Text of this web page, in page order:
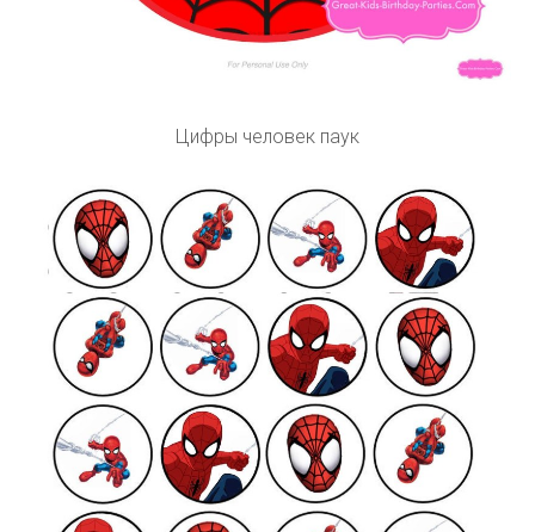
Цифры человек паук